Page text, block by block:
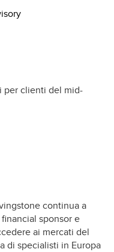
per clienti del mid-
continua a
sponsor e
ai mercati del
di specialisti in Europa